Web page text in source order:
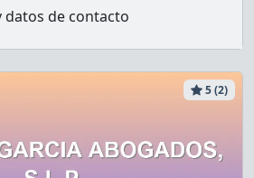
datos de contacto
5 (2)